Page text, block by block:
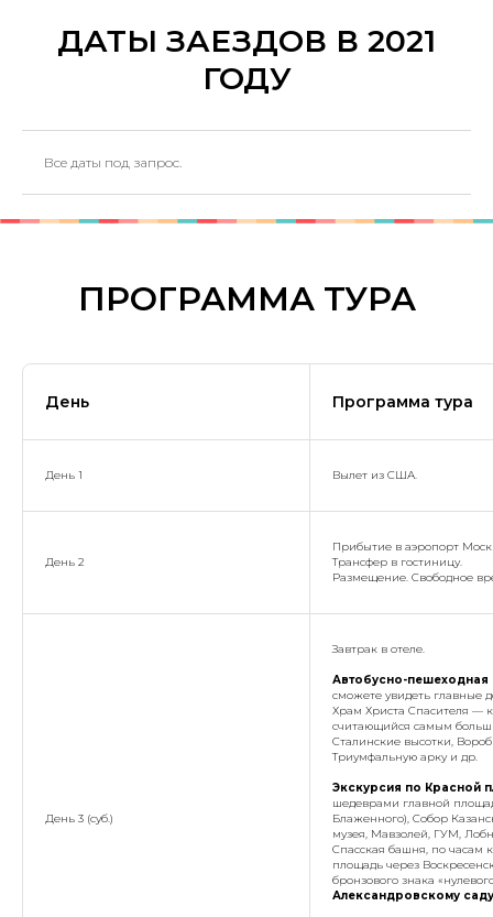
ДАТЫ ЗАЕЗДОВ В 2021
ГОДУ
Все даты под запрос.
ПРОГРАММА ТУРА
День Программа тура
День 1 Вылет из США.
День 2
Прибытие в аэропорт
Трансфер в гостиницу.
Размещение. Свободное
День 3 (суб.)
Завтрак в отеле.
Автобусно-
сможете увидеть главные
Храм Христа Спасителя —
считающийся самым
Сталинские высотки,
Триумфальную арку и др.
Экскурсия по Красной
шедеврами главной
Блаженного), Собор
музея, Мавзолей, ГУМ,
Спасская башня, по часам
площадь через
бронзового знака
Александровскому саду